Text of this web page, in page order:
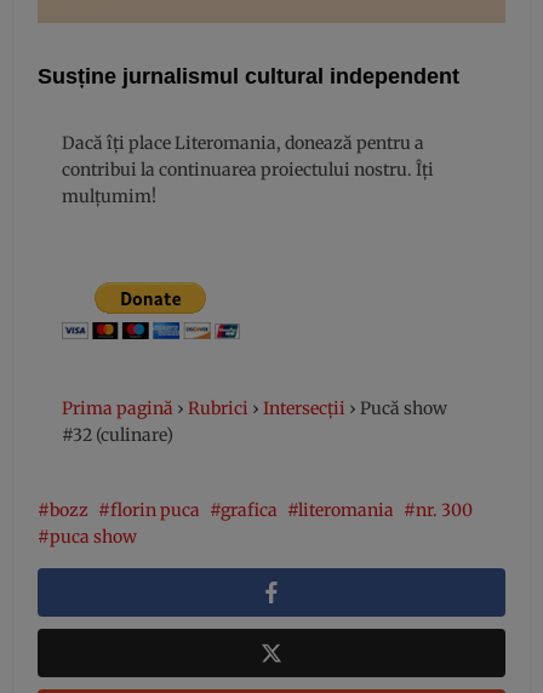
Susține jurnalismul cultural independent
Dacă îți place Literomania, donează pentru a
contribui la continuarea proiectului nostru. Îți
mulțumim!
Prima pagină › Rubrici › Intersecții › Pucă show
#32 (culinare)
bozz florin puca grafica literomania
nr. 300
puca show